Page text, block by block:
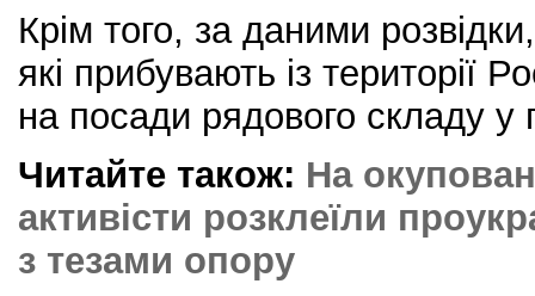
Крім того, за даними
які прибувають із території
на посади рядового складу у
Читайте також: На
активісти розклеїли
з тезами опору